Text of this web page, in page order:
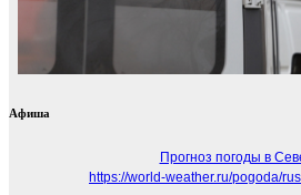
Афиша
Прогноз погоды в
https://world-weather.ru/pogoda/